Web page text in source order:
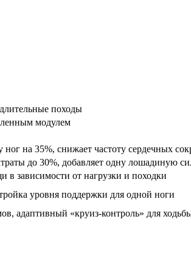
походы
модулем
на 35%, снижает частоту сердечных
до 30%, добавляет одну лошадиную
в зависимости от нагрузки и походки
уровня поддержки для одной ноги
адаптивный «круиз-контроль» для